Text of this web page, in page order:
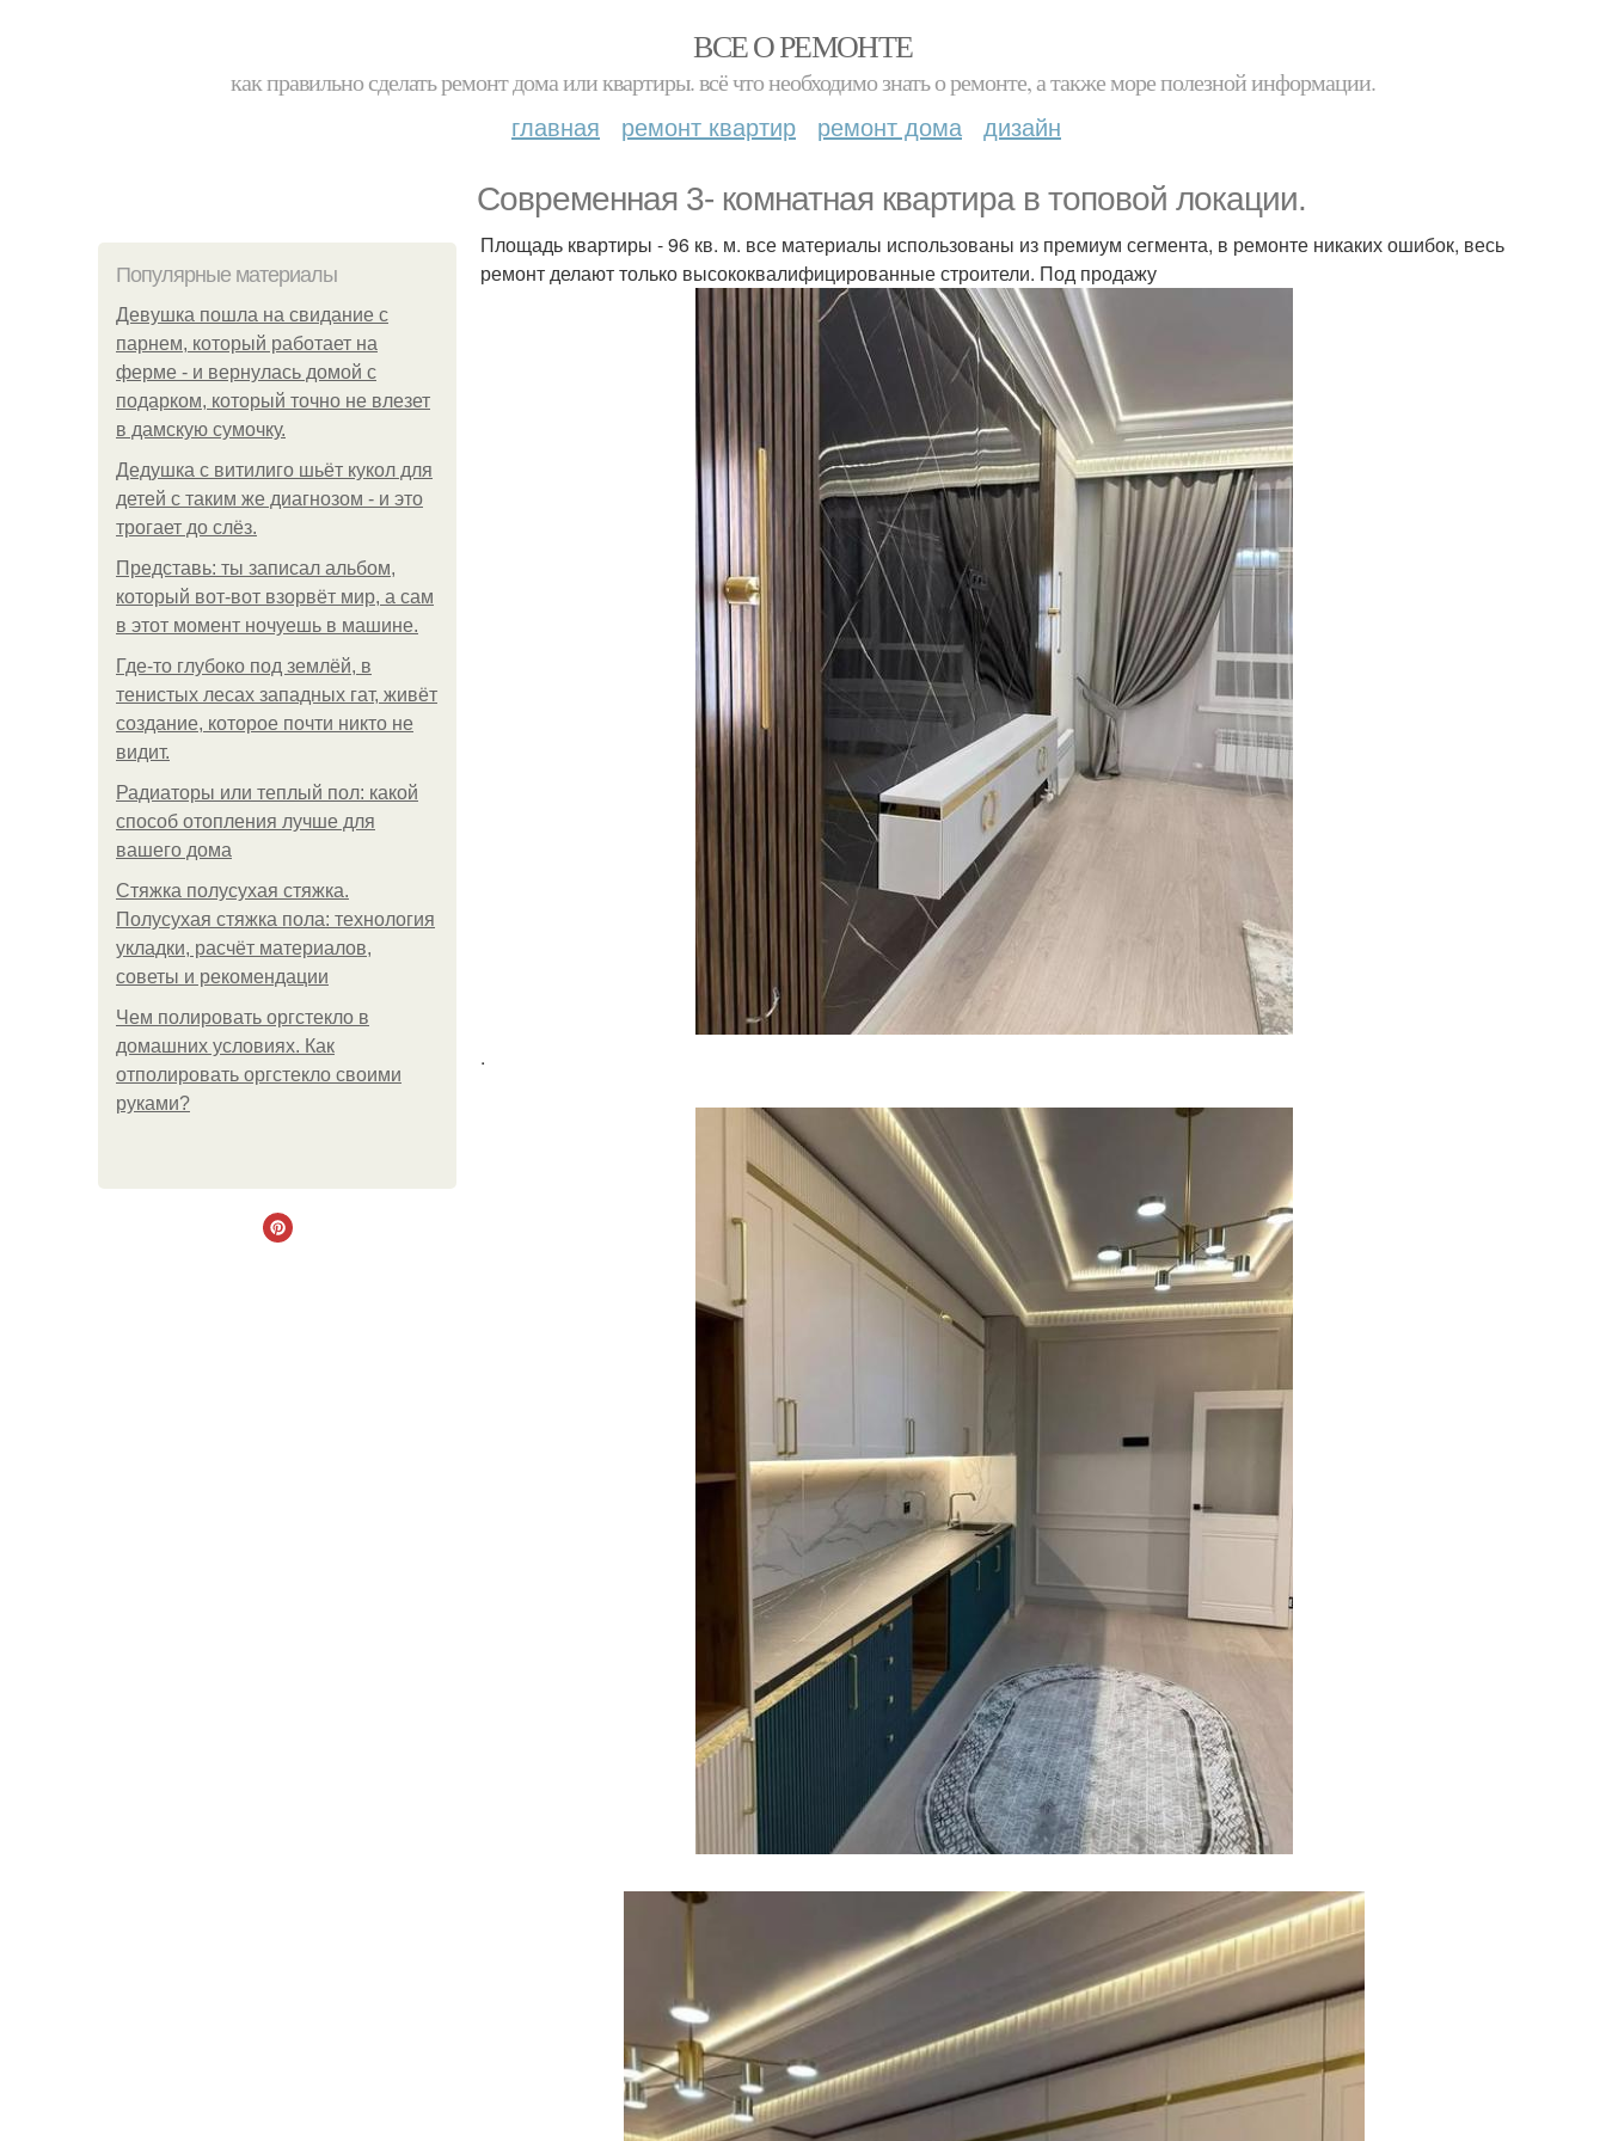
ВСЕ О РЕМОНТЕ
как правильно сделать ремонт дома или квартиры. всё что необходимо знать о ремонте, а также море полезной информации.
главная ремонт квартир ремонт дома дизайн
Современная 3- комнатная квартира в топовой локации.
Популярные материалы
Девушка пошла на свидание с
парнем, который работает на
ферме - и вернулась домой с
подарком, который точно не влезет
в дамскую сумочку.
Дедушка с витилиго шьёт кукол для
детей с таким же диагнозом - и это
трогает до слёз.
Представь: ты записал альбом,
который вот-вот взорвёт мир, а сам
в этот момент ночуешь в машине.
Где-то глубоко под землёй, в
тенистых лесах западных гат, живёт
создание, которое почти никто не
видит.
Радиаторы или теплый пол: какой
способ отопления лучше для
вашего дома
Стяжка полусухая стяжка.
Полусухая стяжка пола: технология
укладки, расчёт материалов,
советы и рекомендации
Чем полировать оргстекло в
домашних условиях. Как
отполировать оргстекло своими
руками?
Площадь квартиры - 96 кв. м. все материалы использованы из премиум сегмента, в ремонте никаких ошибок, весь
ремонт делают только высококвалифицированные строители. Под продажу
.